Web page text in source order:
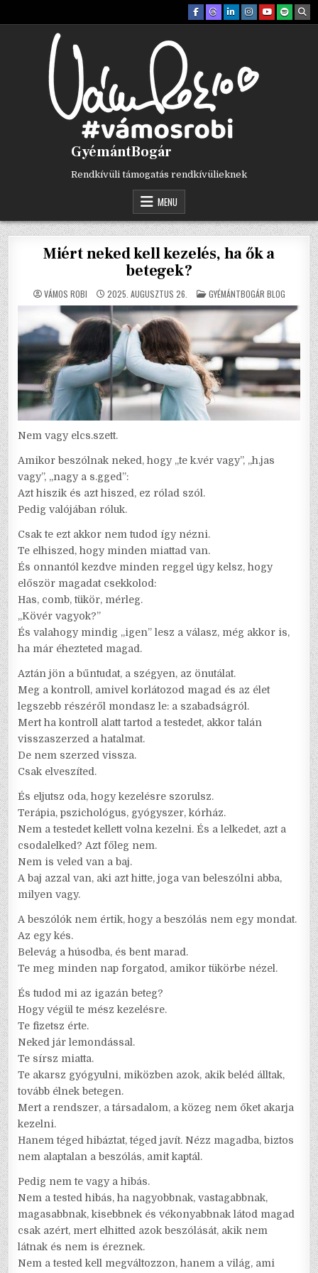
GyémántBogár
Rendkívüli támogatás rendkívülieknek
MENU
Miért neked kell kezelés, ha ők a
betegek?
VÁMOS ROBI 2025. AUGUSZTUS 26. POSTED
IN
GYÉMÁNTBOGÁR BLOG
Nem vagy elcs.szett.
Amikor beszólnak neked, hogy „te k.vér vagy”, „h.jas
vagy”, „nagy a s.gged”:
Azt hiszik és azt hiszed, ez rólad szól.
Pedig valójában róluk.
Csak te ezt akkor nem tudod így nézni.
Te elhiszed, hogy minden miattad van.
És onnantól kezdve minden reggel úgy kelsz, hogy
először magadat csekkolod:
Has, comb, tükör, mérleg.
„Kövér vagyok?”
És valahogy mindig „igen” lesz a válasz, még akkor is,
ha már éhezteted magad.
Aztán jön a bűntudat, a szégyen, az önutálat.
Meg a kontroll, amivel korlátozod magad és az élet
legszebb részéről mondasz le: a szabadságról.
Mert ha kontroll alatt tartod a testedet, akkor talán
visszaszerzed a hatalmat.
De nem szerzed vissza.
Csak elveszíted.
És eljutsz oda, hogy kezelésre szorulsz.
Terápia, pszichológus, gyógyszer, kórház.
Nem a testedet kellett volna kezelni. És a lelkedet, azt a
csodalelked? Azt főleg nem.
Nem is veled van a baj.
A baj azzal van, aki azt hitte, joga van beleszólni abba,
milyen vagy.
A beszólók nem értik, hogy a beszólás nem egy mondat.
Az egy kés.
Belevág a húsodba, és bent marad.
Te meg minden nap forgatod, amikor tükörbe nézel.
És tudod mi az igazán beteg?
Hogy végül te mész kezelésre.
Te fizetsz érte.
Neked jár lemondással.
Te sírsz miatta.
Te akarsz gyógyulni, miközben azok, akik beléd álltak,
tovább élnek betegen.
Mert a rendszer, a társadalom, a közeg nem őket akarja
kezelni.
Hanem téged hibáztat, téged javít. Nézz magadba, biztos
nem alaptalan a beszólás, amit kaptál.
Pedig nem te vagy a hibás.
Nem a tested hibás, ha nagyobbnak, vastagabbnak,
magasabbnak, kisebbnek és vékonyabbnak látod magad
csak azért, mert elhitted azok beszólását, akik nem
látnak és nem is éreznek.
Nem a tested kell megváltozzon, hanem a világ, ami